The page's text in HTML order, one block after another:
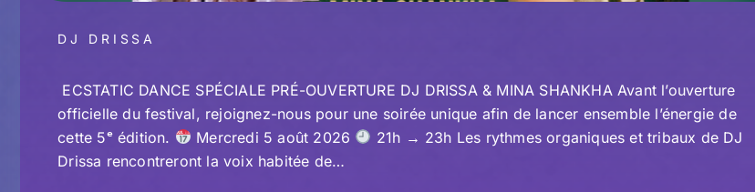
DJ DRISSA
ECSTATIC DANCE SPÉCIALE PRÉ-OUVERTURE DJ DRISSA & MINA SHANKHA Avant l’ouverture
officielle du festival, rejoignez-nous pour une soirée unique afin de lancer ensemble l’énergie de
cette 5ᵉ édition.
Mercredi 5 août 2026
21h → 23h Les rythmes organiques et tribaux de DJ
Drissa rencontreront la voix habitée de…